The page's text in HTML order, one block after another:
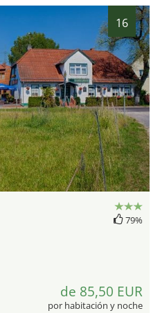
16
79%
de 85,50 EUR
por habitación y noche